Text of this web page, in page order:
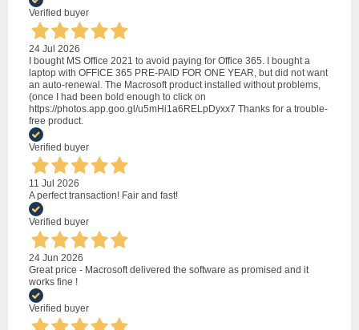
Verified buyer
24 Jul 2026
I bought MS Office 2021 to avoid paying for Office 365. I bought a
laptop with OFFICE 365 PRE-PAID FOR ONE YEAR, but did not want
an auto-renewal. The Macrosoft product installed without problems,
(once I had been bold enough to click on
https://photos.app.goo.gl/u5mHi1a6RELpDyxx7 Thanks for a trouble-
free product.
Verified buyer
11 Jul 2026
A perfect transaction! Fair and fast!
Verified buyer
24 Jun 2026
Great price - Macrosoft delivered the software as promised and it
works fine !
Verified buyer